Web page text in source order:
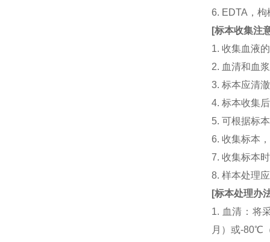
6. EDTA，
[标本收集注
1. 收集血液
2. 血清和血
3. 标本应清
4. 标本收集
5. 可根据标
6. 收集标本
7. 收集标本
8. 样本处理
[标本处理办
1. 血清：将
月）或-80℃